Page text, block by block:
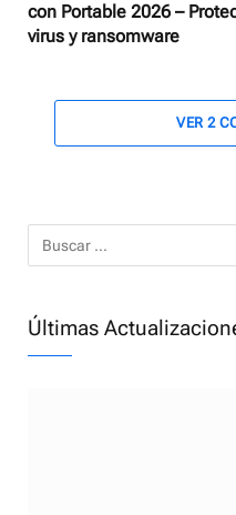
con Portable 2026 –
virus y ransomware
VER 2
Últimas